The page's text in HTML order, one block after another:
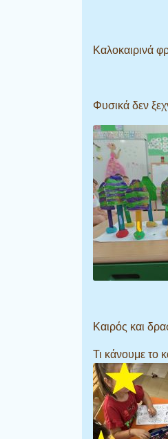
Καλοκαιρινά
Φυσικά δεν
Καιρός και
Τι κάνουμε το